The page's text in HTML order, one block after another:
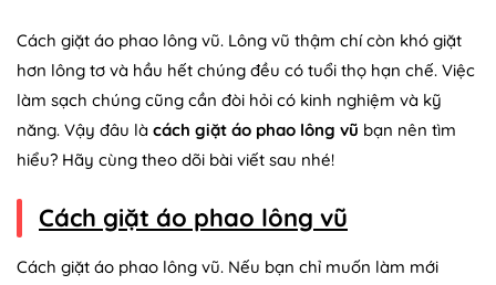
Cách giặt áo phao lông vũ. Lông vũ thậm chí còn khó giặt
hơn lông tơ và hầu hết chúng đều có tuổi thọ hạn chế. Việc
làm sạch chúng cũng cần đòi hỏi có kinh nghiệm và kỹ
năng. Vậy đâu là cách giặt áo phao lông vũ bạn nên tìm
hiểu? Hãy cùng theo dõi bài viết sau nhé!
Cách giặt áo phao lông vũ
Cách giặt áo phao lông vũ. Nếu bạn chỉ muốn làm mới